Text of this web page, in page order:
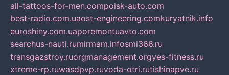
all-tattoos-for-men.compoisk-auto.com
best-radio.com.uaost-engineering.comkuryatnik.info
euroshiny.com.uaporemontuavto.com
searchus-nauti.rumirmam.infosmi366.ru
transgazstroy.ruorgmanagement.orgyes-fitness.ru
xtreme-rp.ruwasdpvp.ruvoda-otri.rutishinapve.ru